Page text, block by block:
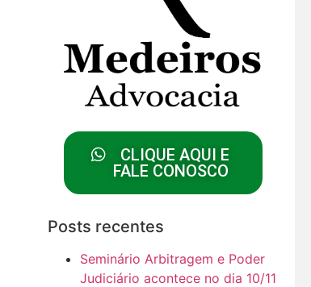
CLIQUE AQUI E
FALE CONOSCO
Posts recentes
Seminário Arbitragem e Poder
Judiciário acontece no dia 10/11